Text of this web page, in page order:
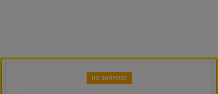
ПО ЗАПРОСУ